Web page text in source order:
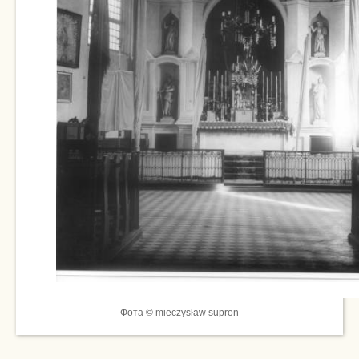
Фота © mieczysław supron